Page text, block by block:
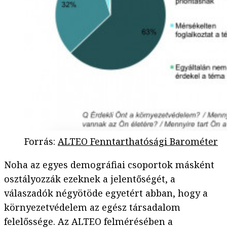
Forrás: ALTEO Fenntarthatósági Barométer
Noha az egyes demográfiai csoportok másként
osztályozzák ezeknek a jelentőségét, a
válaszadók négyötöde egyetért abban, hogy a
környezetvédelem az egész társadalom
felelőssége. Az ALTEO felmérésében a